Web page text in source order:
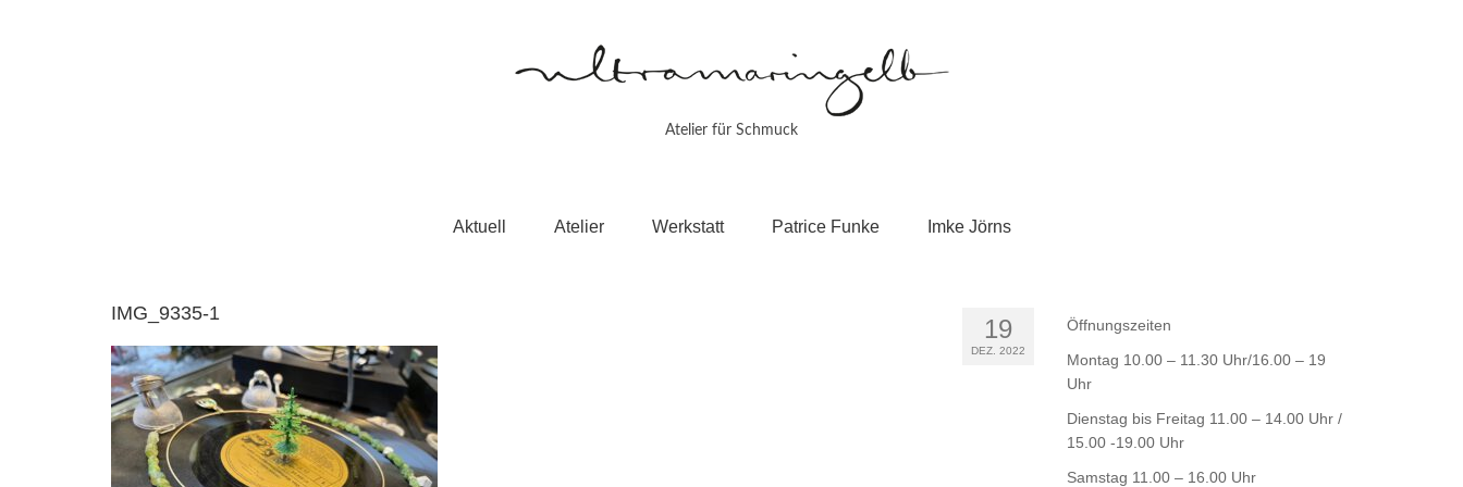
Atelier für Schmuck
Aktuell Atelier Werkstatt Patrice Funke Imke Jörns
19
DEZ. 2022
IMG_9335-1
Öffnungszeiten
Montag 10.00 – 11.30 Uhr/16.00 – 19
Uhr
Dienstag bis Freitag 11.00 – 14.00 Uhr /
15.00 -19.00 Uhr
Samstag 11.00 – 16.00 Uhr